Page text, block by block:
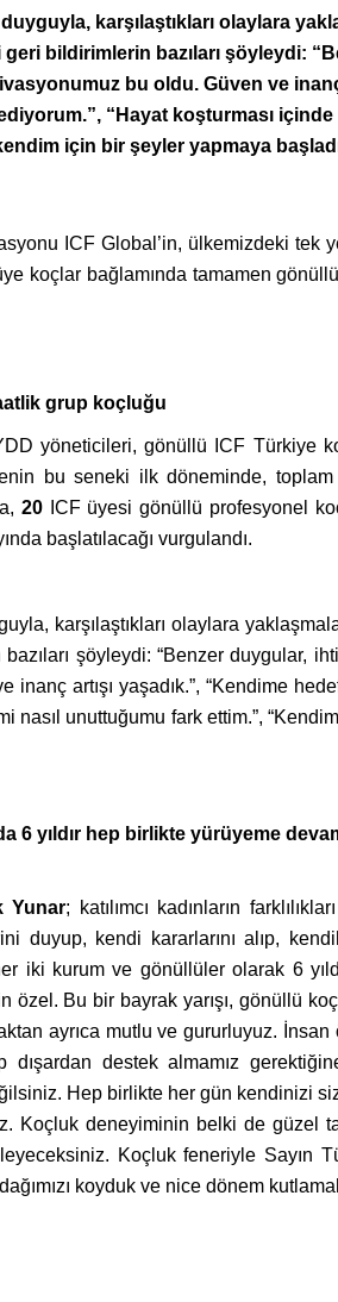
karşılaştıkları olaylara
bildirimlerin bazıları şöyleydi:
bu oldu. Güven ve
“Hayat koşturması
için bir şeyler yapmaya
ICF Global’in, ülkemizdeki tek
koçlar bağlamında tamamen
grup koçluğu
yöneticileri, gönüllü ICF Türkiye
bu seneki ilk döneminde,
20ICF üyesi gönüllü profesyonel
başlatılacağı vurgulandı.
karşılaştıkları olaylara
şöyleydi: “Benzer duygular,
artışı yaşadık.”, “Kendime
nasıl unuttuğumu fark ettim.”,
6 yıldır hep birlikte yürüyeme
Yunar; katılımcı kadınların
duyup, kendi kararlarını alıp,
iki kurum ve gönüllüler olarak 6
Bu bir bayrak yarışı, gönüllü
ayrıca mutlu ve gururluyuz.
destek almamız
Hep birlikte her gün kendinizi
Koçluk deneyiminin belki de güzel
Koçluk feneriyle Sayın
koyduk ve nice dönem